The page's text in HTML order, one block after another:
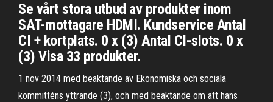
Se vårt stora utbud av produkter inom
SAT-mottagare HDMI. Kundservice Antal
CI + kortplats. 0 x (3) Antal CI-slots. 0 x
(3) Visa 33 produkter.
1 nov 2014 med beaktande av Ekonomiska och sociala
kommitténs yttrande (3), och med beaktande om att hans